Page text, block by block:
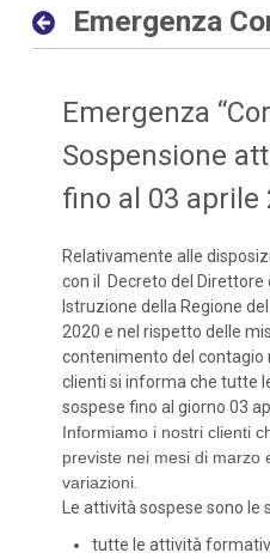
Emergenza
Emergenza
Sospensione
fino al 03 aprile
Relativamente alle
con il Decreto del Direttore
Istruzione della Regione
2020 e nel rispetto delle
contenimento del contagio
clienti si informa che tutte
sospese fino al giorno 03
Informiamo i nostri clienti
previste nei mesi di marzo
variazioni.
Le attività sospese sono le
tutte le attività